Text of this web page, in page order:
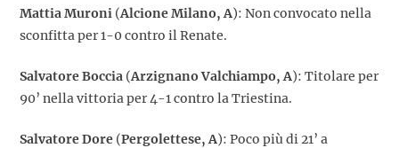
Mattia Muroni (Alcione Milano, A): Non convocato nella
sconfitta per 1-0 contro il Renate.
Salvatore Boccia (Arzignano Valchiampo, A): Titolare per
90’ nella vittoria per 4-1 contro la Triestina.
Salvatore Dore (Pergolettese, A): Poco più di 21’ a